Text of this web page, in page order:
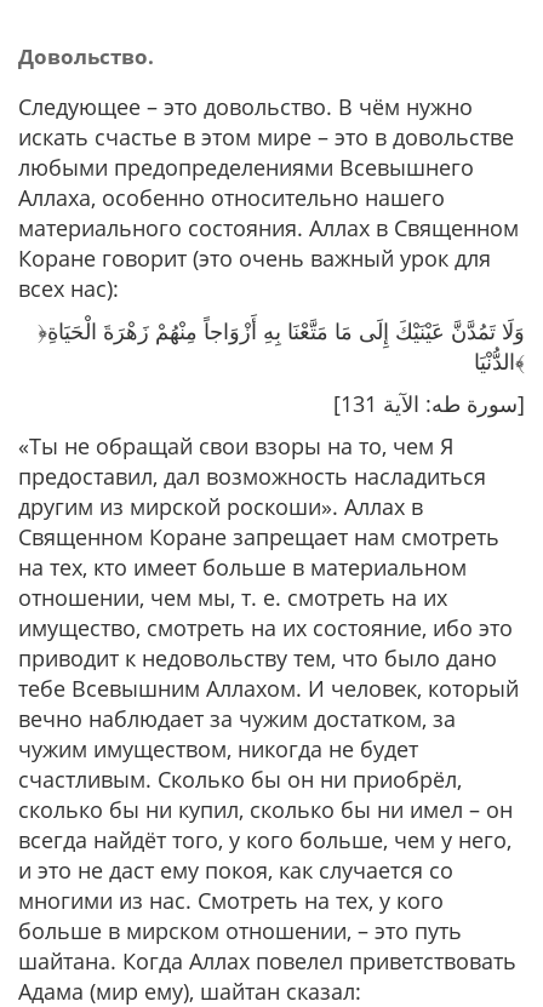
Довольство.
Следующее – это довольство. В чём нужно
искать счастье в этом мире – это в довольстве
любыми предопределениями Всевышнего
Аллаха, особенно относительно нашего
материального состояния. Аллах в Священном
Коране говорит (это очень важный урок для
всех нас):
﴿وَلَا تَمُدَّنَّ عَيْنَيْكَ إِلَى مَا مَتَّعْنَا بِهِ أَزْوَاجاً مِنْهُمْ زَهْرَةَ الْحَيَاةِ
الدُّنْيَا﴾
[سورة طه: الآية 131]
«Ты не обращай свои взоры на то, чем Я
предоставил, дал возможность насладиться
другим из мирской роскоши». Аллах в
Священном Коране запрещает нам смотреть
на тех, кто имеет больше в материальном
отношении, чем мы, т. е. смотреть на их
имущество, смотреть на их состояние, ибо это
приводит к недовольству тем, что было дано
тебе Всевышним Аллахом. И человек, который
вечно наблюдает за чужим достатком, за
чужим имуществом, никогда не будет
счастливым. Сколько бы он ни приобрёл,
сколько бы ни купил, сколько бы ни имел – он
всегда найдёт того, у кого больше, чем у него,
и это не даст ему покоя, как случается со
многими из нас. Смотреть на тех, у кого
больше в мирском отношении, – это путь
шайтана. Когда Аллах повелел приветствовать
Адама (мир ему), шайтан сказал: